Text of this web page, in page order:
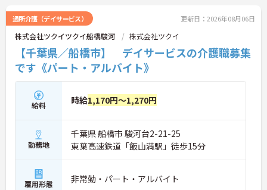
通所介護（デイサービス） 更新日：2026年08月06日
株式会社ツクイツクイ船橋駿河 株式会社ツクイ
【千葉県／船橋市】 デイサービスの介護職募集
です《パート・アルバイト》
給料 時給1,170円～1,270円
勤務地
千葉県 船橋市 駿河台2-21-25
東葉高速鉄道「飯山満駅」徒歩15分
雇用形態 非常勤・パート・アルバイト